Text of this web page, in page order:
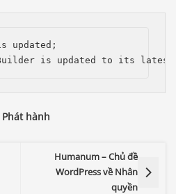
updated;
Builder is updated to its
hành
Humanum – Chủ đề
WordPress về Nhân
quyền